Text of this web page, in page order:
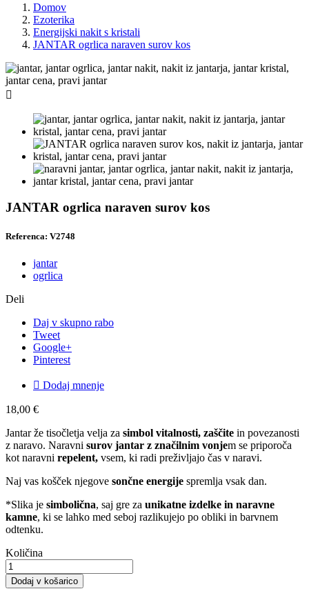
Domov
Ezoterika
Energijski nakit s kristali
JANTAR ogrlica naraven surov kos

JANTAR ogrlica naraven surov kos
Referenca: V2748
jantar
ogrlica
Deli
Daj v skupno rabo
Tweet
Google+
Pinterest
 Dodaj mnenje
18,00 €
Jantar že tisočletja velja za simbol vitalnosti, zaščite in povezanosti
z naravo. Naravni surov jantar z značilnim vonjem se priporoča
kot naravni repelent, vsem, ki radi preživljajo čas v naravi.
Naj vas košček njegove sončne energije spremlja vsak dan.
*Slika je simbolična, saj gre za unikatne izdelke in naravne
kamne, ki se lahko med seboj razlikujejo po obliki in barvnem
odtenku.
Količina
Dodaj v košarico